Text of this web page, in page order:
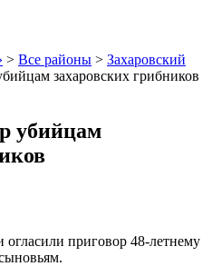
> Все районы > Захаровский
захаровских грибников
убийцам
огласили приговор 48-летнему